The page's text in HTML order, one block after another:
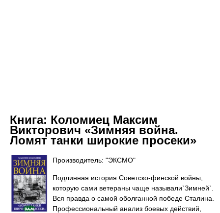
Книга: Коломиец Максим
Викторович «Зимняя война.
Ломят танки широкие просеки»
Производитель: "ЭКСМО"
Подлинная история Советско-финской войны,
которую сами ветераны чаще называли`Зимней`.
Вся правда о самой оболганной победе Сталина.
Профессиональный анализ боевых действий,